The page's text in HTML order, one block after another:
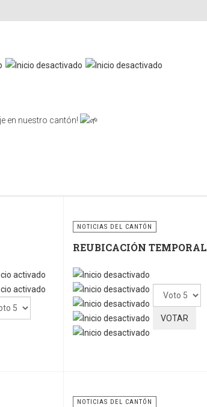
en nuestro cantón!
construir un cantón más limpio, ordenado y
NOTICIAS DEL CANTÓN
REUBICACIÓN TEMPORAL
Por
favor,
vote
NOTICIAS DEL CANTÓN